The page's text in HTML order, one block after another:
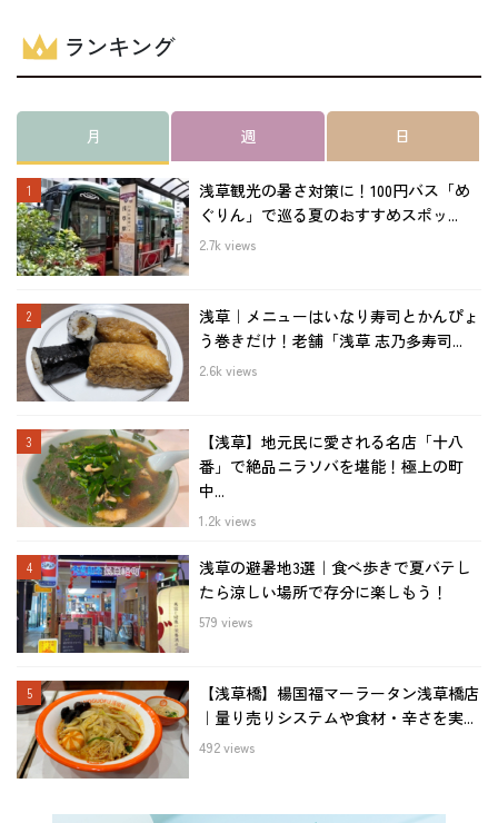
ランキング
月 週 日
浅草観光の暑さ対策に！100円バス「め
ぐりん」で巡る夏のおすすめスポッ...
2.7k views
浅草｜メニューはいなり寿司とかんぴょ
う巻きだけ！老舗「浅草 志乃多寿司...
2.6k views
【浅草】地元民に愛される名店「十八
番」で絶品ニラソバを堪能！極上の町
中...
1.2k views
浅草の避暑地3選｜食べ歩きで夏バテし
たら涼しい場所で存分に楽しもう！
579 views
【浅草橋】楊国福マーラータン浅草橋店
｜量り売りシステムや食材・辛さを実...
492 views